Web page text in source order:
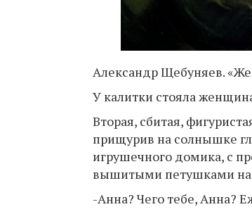
Александр Щебуняев.
У калитки стояла
Вторая, сбитая,
прищурив на солнышке
игрушечного домика, с
вышитыми петушками на
-Анна? Чего тебе, Анна?